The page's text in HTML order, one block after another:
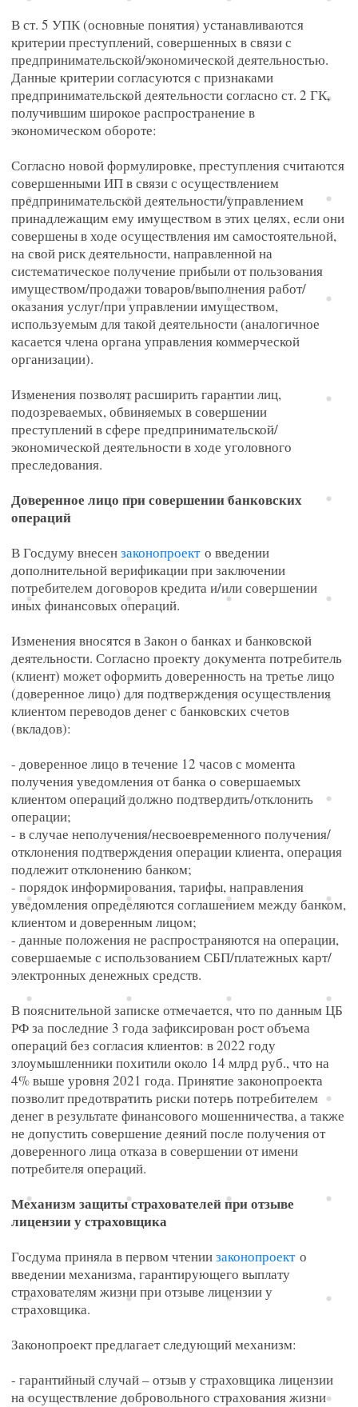
В ст. 5 УПК (основные понятия) устанавливаются
критерии преступлений, совершенных в связи с
предпринимательской/экономической деятельностью.
Данные критерии согласуются с признаками
предпринимательской деятельности согласно ст. 2 ГК,
получившим широкое распространение в
экономическом обороте:
Согласно новой формулировке, преступления считаются
совершенными ИП в связи с осуществлением
предпринимательской деятельности/управлением
принадлежащим ему имуществом в этих целях, если они
совершены в ходе осуществления им самостоятельной,
на свой риск деятельности, направленной на
систематическое получение прибыли от пользования
имуществом/продажи товаров/выполнения работ/
оказания услуг/при управлении имуществом,
используемым для такой деятельности (аналогичное
касается члена органа управления коммерческой
организации).
Изменения позволят расширить гарантии лиц,
подозреваемых, обвиняемых в совершении
преступлений в сфере предпринимательской/
экономической деятельности в ходе уголовного
преследования.
Доверенное лицо при совершении банковских
операций
В Госдуму внесензаконопроекто введении
дополнительной верификации при заключении
потребителем договоров кредита и/или совершении
иных финансовых операций.
Изменения вносятся в Закон о банках и банковской
деятельности. Согласно проекту документа потребитель
(клиент) может оформить доверенность на третье лицо
(доверенное лицо) для подтверждения осуществления
клиентом переводов денег с банковских счетов
(вкладов):
- доверенное лицо в течение 12 часов с момента
получения уведомления от банка о совершаемых
клиентом операций должно подтвердить/отклонить
операции;
- в случае неполучения/несвоевременного получения/
отклонения подтверждения операции клиента, операция
подлежит отклонению банком;
- порядок информирования, тарифы, направления
уведомления определяются соглашением между банком,
клиентом и доверенным лицом;
- данные положения не распространяются на операции,
совершаемые с использованием СБП/платежных карт/
электронных денежных средств.
В пояснительной записке отмечается, что по данным ЦБ
РФ за последние 3 года зафиксирован рост объема
операций без согласия клиентов: в 2022 году
злоумышленники похитили около 14 млрд руб., что на
4% выше уровня 2021 года. Принятие законопроекта
позволит предотвратить риски потерь потребителем
денег в результате финансового мошенничества, а также
не допустить совершение деяний после получения от
доверенного лица отказа в совершении от имени
потребителя операций.
Механизм защиты страхователей при отзыве
лицензии у страховщика
Госдума приняла в первом чтениизаконопроекто
введении механизма, гарантирующего выплату
страхователям жизни при отзыве лицензии у
страховщика.
Законопроект предлагает следующий механизм:
- гарантийный случай – отзыв у страховщика лицензии
на осуществление добровольного страхования жизни